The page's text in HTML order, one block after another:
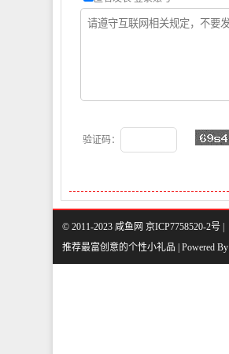
验证码：
© 2011-2023 咸鱼网 京ICP7758520-2号 |
推荐最富创意的个性小礼品 | Powered By